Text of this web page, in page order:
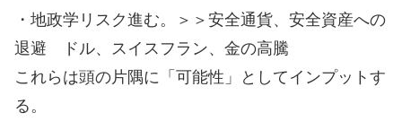
・地政学リスク進む。＞＞安全通貨、安全資産への
退避 ドル、スイスフラン、金の高騰
これらは頭の片隅に「可能性」としてインプットす
る。